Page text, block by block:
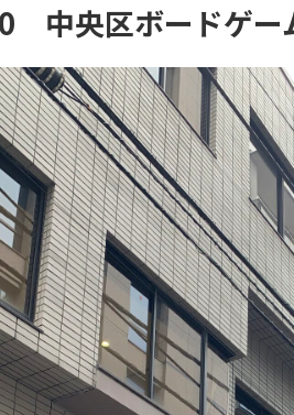
中央区ボードゲー